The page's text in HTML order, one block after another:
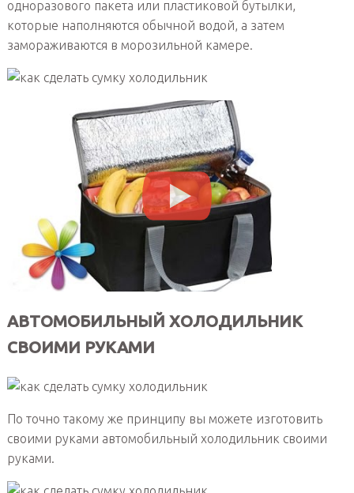
одноразового пакета или пластиковой бутылки,
которые наполняются обычной водой, а затем
замораживаются в морозильной камере.
АВТОМОБИЛЬНЫЙ ХОЛОДИЛЬНИК
СВОИМИ РУКАМИ
По точно такому же принципу вы можете изготовить
своими руками автомобильный холодильник своими
руками.